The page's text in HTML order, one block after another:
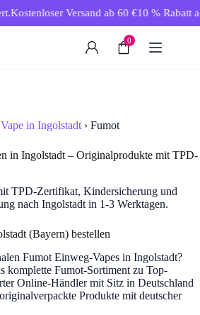
Kostenloser Versand ab 60 € 10 % Rabatt
0
Vape in Ingolstadt › Fumot
in Ingolstadt – Originalprodukte mit TPD-
TPD-Zertifikat, Kindersicherung und
nach Ingolstadt in 1-3 Werktagen.
(Bayern) bestellen
Fumot Einweg-Vapes in Ingolstadt?
komplette Fumot-Sortiment zu Top-
Online-Händler mit Sitz in Deutschland
Produkte mit deutscher